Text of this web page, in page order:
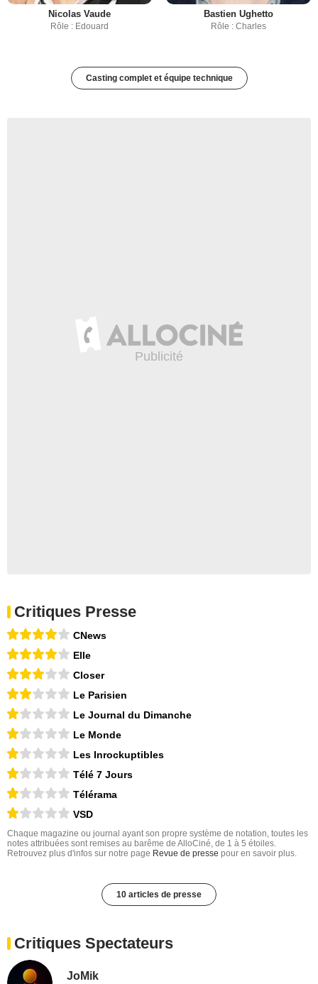
Nicolas Vaude
Rôle : Edouard
Bastien Ughetto
Rôle : Charles
Casting complet et équipe technique
Critiques Presse
CNews
Elle
Closer
Le Parisien
Le Journal du Dimanche
Le Monde
Les Inrockuptibles
Télé 7 Jours
Télérama
VSD
Chaque magazine ou journal ayant son propre système de notation, toutes les
notes attribuées sont remises au barême de AlloCiné, de 1 à 5 étoiles.
Retrouvez plus d'infos sur notre page Revue de presse pour en savoir plus.
10 articles de presse
Critiques Spectateurs
JoMik